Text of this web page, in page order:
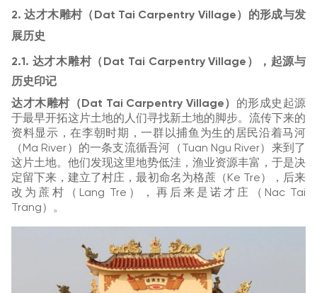
2. 达才木雕村（Dat Tai Carpentry Village）的形成与发
展历史
2.1. 达才木雕村（Dat Tai Carpentry Village），起源与
历史印记
达才木雕村（Dat Tai Carpentry Village） 的形成史起源
于最早开拓这片土地的人们寻找新土地的脚步。流传下来的
资料显示，在李朝时期，一群以捕鱼为生的居民沿着马河
（Ma River）的一条支流循吾河（Tuan Ngu River）来到了
这片土地。他们发现这里地势低洼，渔业资源丰富，于是决
定留下来，建立了村庄，最初命名为格蔗（Ke Tre），后来
改为蔗村（Lang Tre），再后来是诺才庄（Nac Tai
Trang）。